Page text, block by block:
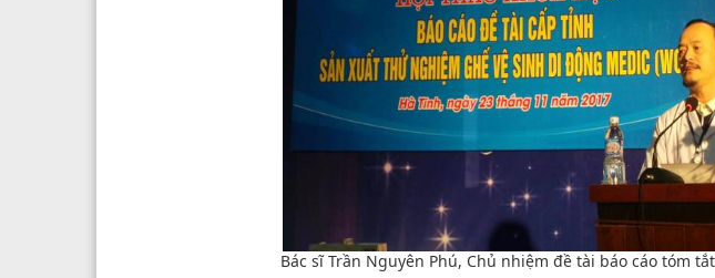
Bác sĩ Trần Nguyên Phú, Chủ nhiệm đề tài báo cáo tóm